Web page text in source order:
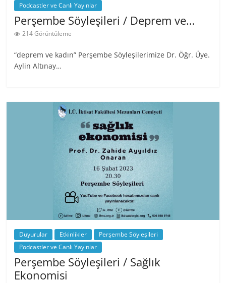
Podcastler ve Canlı Yayınlar
Perşembe Söyleşileri / Deprem ve…
214 Görüntüleme
“deprem ve kadın” Perşembe Söyleşilerimize Dr. Öğr. Üye.
Aylin Altınay…
Duyurular Etkinlikler
Perşembe Söyleşileri
Podcastler ve Canlı Yayınlar
Perşembe Söyleşileri / Sağlık
Ekonomisi